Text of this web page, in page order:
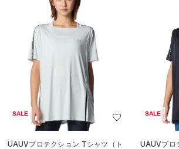
SALE
UAUVプロテクション Tシャツ（ト
SALE
UAUVプロ